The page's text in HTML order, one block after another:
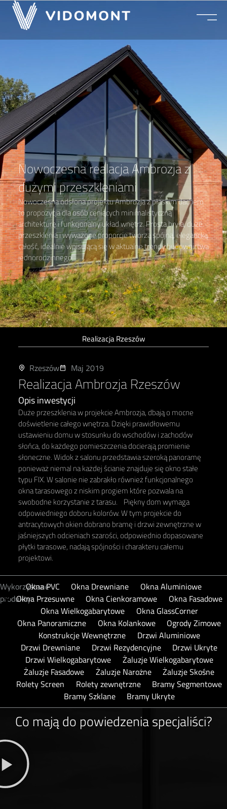
Nowoczesna realacja
Ambrozja z dużymi
przeszkleniami
Nowoczesna realacja Ambrozja z
dużymi przeszkleniami
Nowoczesna odsłona projektu Ambrozja z płaskim dachem
to propozycja dla osób ceniących minimalistyczną
architekturę i funkcjonalny układ wnętrz. Prosta bryła, duże
przeszklenia i wyważone proporcje tworzą spójną, elegancką
całość, idealnie wpisującą się w aktualne trendy budownictwa
jednorodzinnego.
Realizacja Rzeszów
Rzeszów Maj 2019
Realizacja Ambrozja Rzeszów
Opis inwestycji
Duże przeszklenia w projekcie Ambrozja, dbają o mocne
doświetlenie całego wnętrza. Dzięki prawidłowemu
ustawieniu domu w stosunku do wschodów i zachodów
słońca, do każdego pomieszczenia docierają promienie
słoneczne. Widok z salonu przedstawia szeroką panoramę
ponieważ niemal na każdej ścianie znajduje się okno stałe
typu FIX. W salonie nie zabrakło również funkcjonalnego
okna tarasowego z niskim progiem które pozwala na
swobodne korzystanie z tarasu. Piękny dom wymaga
odpowiedniego doboru kolorów. W tym projekcie do
antracytowych okien dobrano bramę i drzwi zewnętrzne w
jaśniejszych odcieniach szarości, odpowiednio dopasowane
płytki tarasowe, nadają spójności i charakteru całemu
projektowi.
Wykorzystane
produkty:
Okna PVC Okna Drewniane
Okna Aluminiowe
Okna Przesuwne
Okna Cienkoramowe
Okna Fasadowe
Okna Wielkogabarytowe
Okna GlassCorner
Okna Panoramiczne
Okna Kolankowe
Ogrody Zimowe
Konstrukcje Wewnętrzne
Drzwi Aluminiowe
Drzwi Drewniane
Drzwi Rezydencyjne
Drzwi Ukryte
Drzwi Wielkogabarytowe
Żaluzje Wielkogabarytowe
Żaluzje Fasadowe
Żaluzje Narożne
Żaluzje Skośne
Rolety Screen
Rolety zewnętrzne
Bramy Segmentowe
Bramy Szklane
Bramy Ukryte
Co mają do powiedzenia specjaliści?